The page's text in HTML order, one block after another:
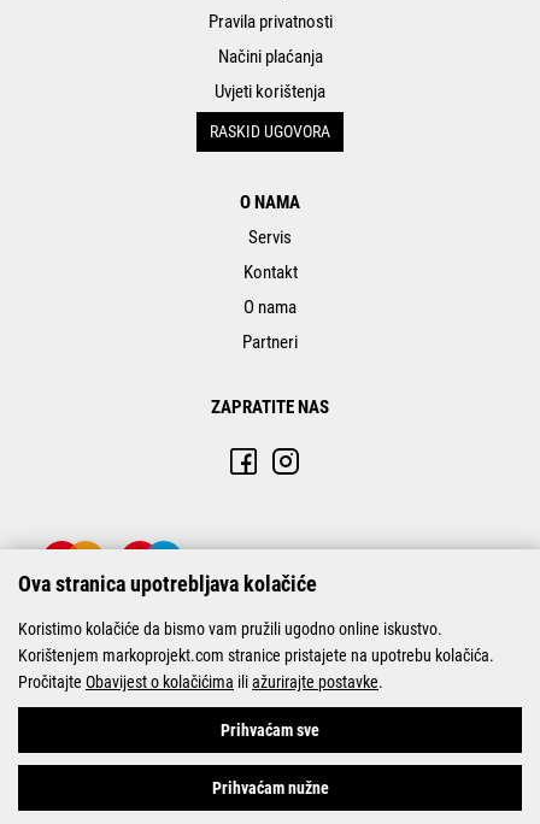
Pravila privatnosti
Načini plaćanja
Uvjeti korištenja
RASKID UGOVORA
O NAMA
Servis
Kontakt
O nama
Partneri
ZAPRATITE NAS
© Marko-Projekt 2026
Ova stranica upotrebljava kolačiće
Koristimo kolačiće da bismo vam pružili ugodno online iskustvo.
Korištenjem markoprojekt.com stranice pristajete na upotrebu kolačića.
Pročitajte Obavijest o kolačićima iliažurirajte postavke.
Prihvaćam sve
Prihvaćam nužne